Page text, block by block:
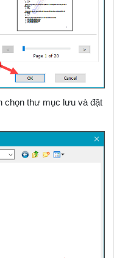
chọn thư mục lưu và đặt